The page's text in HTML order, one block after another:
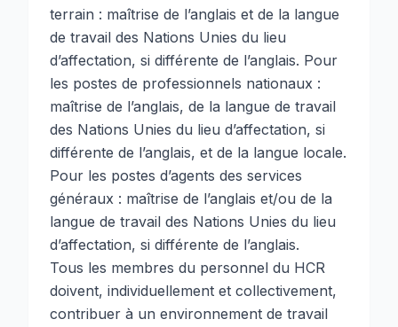
terrain : maîtrise de l’anglais et de la langue
de travail des Nations Unies du lieu
d’affectation, si différente de l’anglais. Pour
les postes de professionnels nationaux :
maîtrise de l’anglais, de la langue de travail
des Nations Unies du lieu d’affectation, si
différente de l’anglais, et de la langue locale.
Pour les postes d’agents des services
généraux : maîtrise de l’anglais et/ou de la
langue de travail des Nations Unies du lieu
d’affectation, si différente de l’anglais.
Tous les membres du personnel du HCR
doivent, individuellement et collectivement,
contribuer à un environnement de travail